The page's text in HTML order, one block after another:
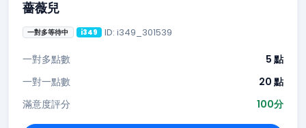
薔薇兒
一對多等待中 i349 ID: i349_301539
一對多點數
5 點
一對一點數
20 點
滿意度評分
100分